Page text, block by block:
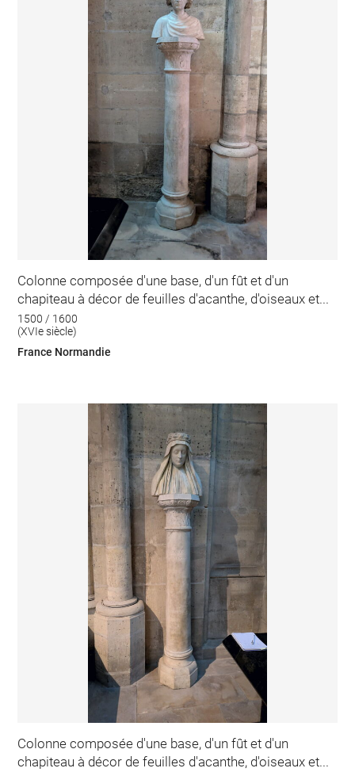
Colonne composée d'une base, d'un fût et d'un
chapiteau à décor de feuilles d'acanthe, d'oiseaux et...
1500 / 1600
(XVIe siècle)
France Normandie
Colonne composée d'une base, d'un fût et d'un
chapiteau à décor de feuilles d'acanthe, d'oiseaux et...